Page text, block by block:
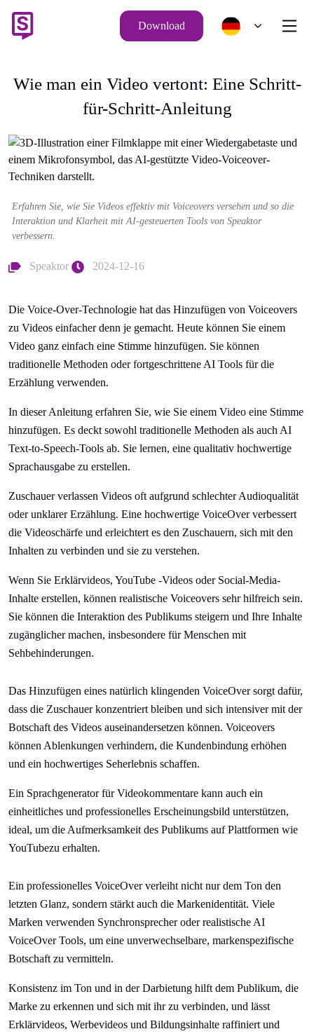
Download
Wie man ein Video vertont: Eine Schritt-
für-Schritt-Anleitung
Erfahren Sie, wie Sie Videos effektiv mit Voiceovers versehen und so die
Interaktion und Klarheit mit AI-gesteuerten Tools von Speaktor
verbessern.
Speaktor 2024-12-16
Die Voice-Over-Technologie hat das Hinzufügen von Voiceovers
zu Videos einfacher denn je gemacht. Heute können Sie einem
Video ganz einfach eine Stimme hinzufügen. Sie können
traditionelle Methoden oder fortgeschrittene AI Tools für die
Erzählung verwenden.
In dieser Anleitung erfahren Sie, wie Sie einem Video eine Stimme
hinzufügen. Es deckt sowohl traditionelle Methoden als auch AI
Text-to-Speech-Tools ab. Sie lernen, eine qualitativ hochwertige
Sprachausgabe zu erstellen.
Zuschauer verlassen Videos oft aufgrund schlechter Audioqualität
oder unklarer Erzählung. Eine hochwertige VoiceOver verbessert
die Videoschärfe und erleichtert es den Zuschauern, sich mit den
Inhalten zu verbinden und sie zu verstehen.
Wenn Sie Erklärvideos, YouTube -Videos oder Social-Media-
Inhalte erstellen, können realistische Voiceovers sehr hilfreich sein.
Sie können die Interaktion des Publikums steigern und Ihre Inhalte
zugänglicher machen, insbesondere für Menschen mit
Sehbehinderungen.
Das Hinzufügen eines natürlich klingenden VoiceOver sorgt dafür,
dass die Zuschauer konzentriert bleiben und sich intensiver mit der
Botschaft des Videos auseinandersetzen können. Voiceovers
können Ablenkungen verhindern, die Kundenbindung erhöhen
und ein hochwertiges Seherlebnis schaffen.
Ein Sprachgenerator für Videokommentare kann auch ein
einheitliches und professionelles Erscheinungsbild unterstützen,
ideal, um die Aufmerksamkeit des Publikums auf Plattformen wie
YouTubezu erhalten.
Ein professionelles VoiceOver verleiht nicht nur dem Ton den
letzten Glanz, sondern stärkt auch die Markenidentität. Viele
Marken verwenden Synchronsprecher oder realistische AI
VoiceOver Tools, um eine unverwechselbare, markenspezifische
Botschaft zu vermitteln.
Konsistenz im Ton und in der Darbietung hilft dem Publikum, die
Marke zu erkennen und sich mit ihr zu verbinden, und lässt
Erklärvideos, Werbevideos und Bildungsinhalte raffiniert und